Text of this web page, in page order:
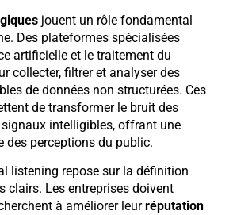
jouent un rôle fondamental
Des plateformes spécialisées
artificielle et le traitement du
collecter, filtrer et analyser des
de données non structurées. Ces
de transformer le bruit des
intelligibles, offrant une
des perceptions du public.
listening repose sur la définition
clairs. Les entreprises doivent
à améliorer leurréputation